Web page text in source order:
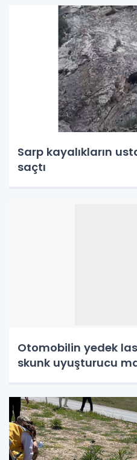
Sarp kayalıkların
saçtı
Otomobilin yedek
skunk uyuşturucu